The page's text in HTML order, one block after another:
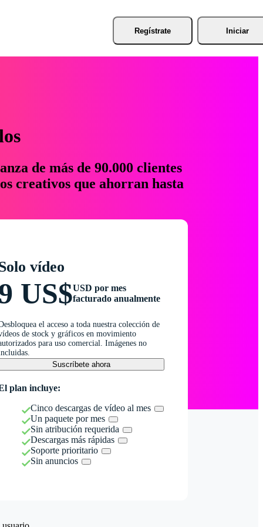
Regístrate Iniciar
de más de 90.000 clientes
creativos que ahorran hasta
vídeo
US$USD por mes
facturado anualmente
el acceso a toda nuestra colección de
de stock y gráficos en movimiento
para uso comercial. Imágenes no
Suscríbete ahora
plan incluye:
Cinco descargas de vídeo al mes
Un paquete por mes
Sin atribución requerida
Descargas más rápidas
Soporte prioritario
Sin anuncios